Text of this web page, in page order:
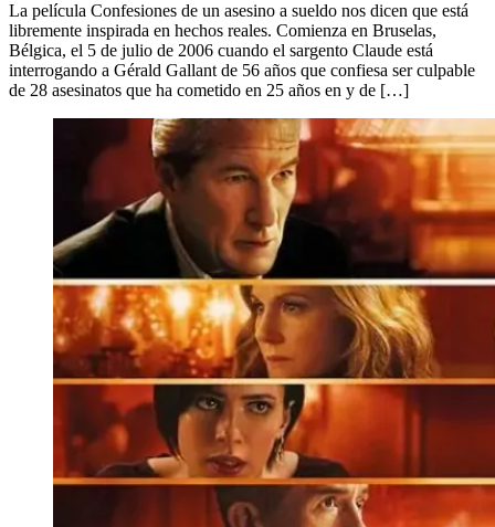
La película Confesiones de un asesino a sueldo nos dicen que está
libremente inspirada en hechos reales. Comienza en Bruselas,
Bélgica, el 5 de julio de 2006 cuando el sargento Claude está
interrogando a Gérald Gallant de 56 años que confiesa ser culpable
de 28 asesinatos que ha cometido en 25 años en y de […]